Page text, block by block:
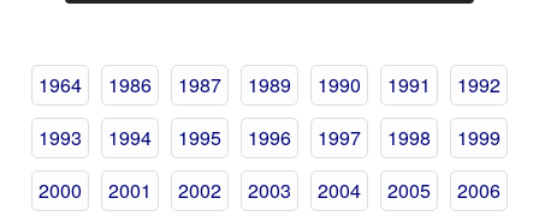
1964 1986 1987 1989 1990 1991
1992
1993
1994 1995 1996 1997 1998
1999
2000
2001 2002 2003 2004 2005
2006